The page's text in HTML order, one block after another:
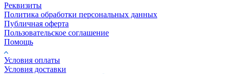
Реквизиты
Политика обработки персональных данных
Публичная оферта
Пользовательское соглашение
Помощь
Условия оплаты
Условия доставки